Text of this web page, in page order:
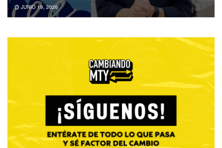
JUNIO 19, 2026